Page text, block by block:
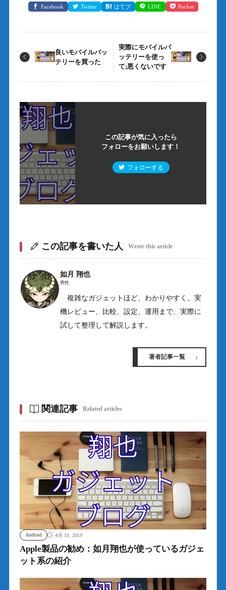
Facebook Twitter はてブ LINE Pocket
良いモバイルバッ
テリーを買った
実際にモバイルバ
ッテリーを使っ
て;悪くないです
この記事が気に入ったら
フォローをお願いします！
フォローする
この記事を書いた人 Wrote this article
如月 翔也
男性
複雑なガジェットほど、わかりやすく。実
機レビュー、比較、設定、運用まで、実際に
試して整理して解説します。
著者記事一覧
関連記事 Related articles
Android 4月 19, 2019
Apple製品の勧め：如月翔也が使っているガジェ
ット系の紹介